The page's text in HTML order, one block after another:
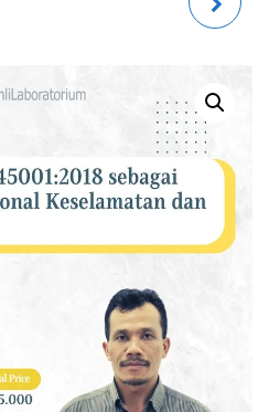
FUNDAMENTAL BAGI
(ECOURSE)